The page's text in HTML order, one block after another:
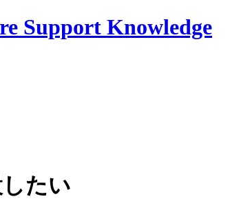
Support Knowledge
たい